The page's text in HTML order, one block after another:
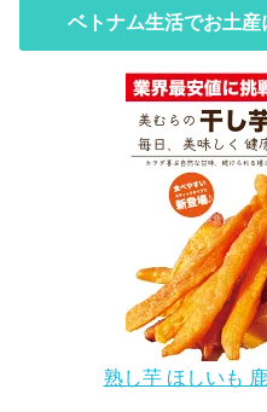
ベトナム生活でお土
熟し芋 ほしいも